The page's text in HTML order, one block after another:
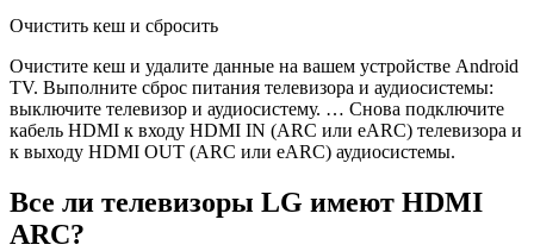
Очистить кеш и сбросить
Очистите кеш и удалите данные на вашем устройстве Android
TV. Выполните сброс питания телевизора и аудиосистемы:
выключите телевизор и аудиосистему. … Снова подключите
кабель HDMI к входу HDMI IN (ARC или eARC) телевизора и
к выходу HDMI OUT (ARC или eARC) аудиосистемы.
Все ли телевизоры LG имеют HDMI
ARC?